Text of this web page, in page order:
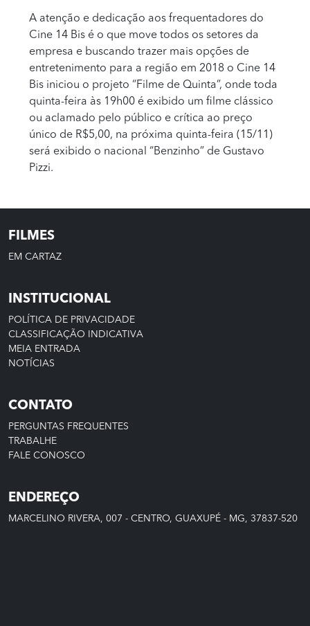
A atenção e dedicação aos frequentadores do
Cine 14 Bis é o que move todos os setores da
empresa e buscando trazer mais opções de
entretenimento para a região em 2018 o Cine 14
Bis iniciou o projeto “Filme de Quinta”, onde toda
quinta-feira às 19h00 é exibido um filme clássico
ou aclamado pelo público e crítica ao preço
único de R$5,00, na próxima quinta-feira (15/11)
será exibido o nacional “Benzinho” de Gustavo
Pizzi.
FILMES
EM CARTAZ
INSTITUCIONAL
POLÍTICA DE PRIVACIDADE
CLASSIFICAÇÃO INDICATIVA
MEIA ENTRADA
NOTÍCIAS
CONTATO
PERGUNTAS FREQUENTES
TRABALHE
FALE CONOSCO
ENDEREÇO
MARCELINO RIVERA, 007 - CENTRO, GUAXUPÉ - MG, 37837-520